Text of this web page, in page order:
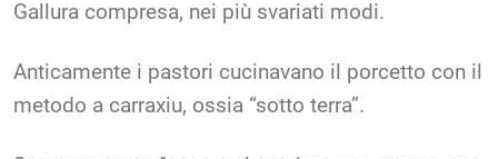
Gallura compresa, nei più svariati modi.
Anticamente i pastori cucinavano il porcetto con il
metodo a carraxiu, ossia “sotto terra”.